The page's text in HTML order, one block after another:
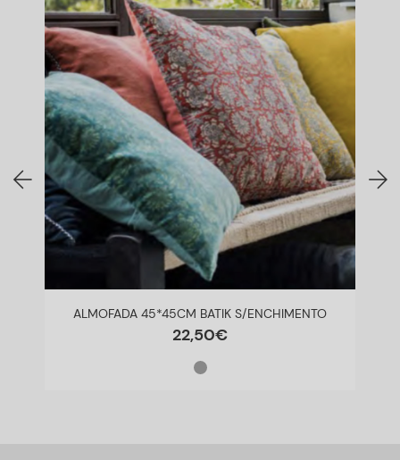
ALMOFADA 45*45CM BATIK S/ENCHIMENTO
22,50€